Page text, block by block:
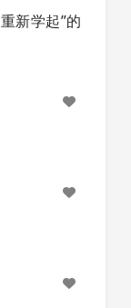
新学起”的